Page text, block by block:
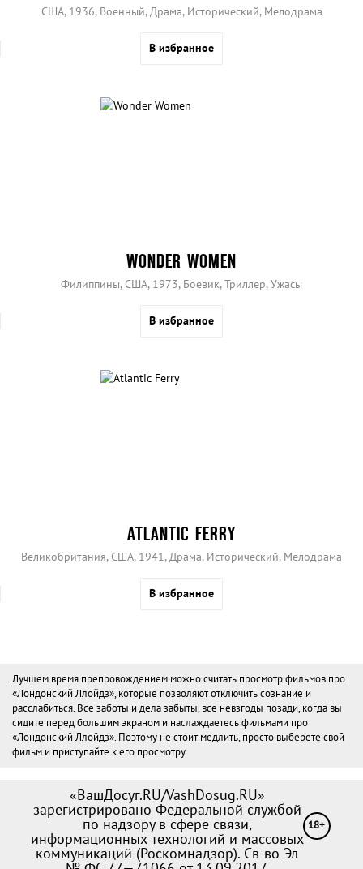
США, 1936, Военный, Драма, Исторический, Мелодрама
В избранное
WONDER WOMEN
Филиппины, США, 1973, Боевик, Триллер, Ужасы
В избранное
ATLANTIC FERRY
Великобритания, США, 1941, Драма, Исторический, Мелодрама
В избранное
Лучшем время препровождением можно считать просмотр фильмов про
«Лондонский Ллойдз», которые позволяют отключить сознание и
расслабиться. Все заботы и дела забыты, все невзгоды позади, когда вы
сидите перед большим экраном и наслаждаетесь фильмами про
«Лондонский Ллойдз». Поэтому не стоит медлить, просто выберете свой
фильм и приступайте к его просмотру.
«ВашДосуг.RU/VashDosug.RU»
зарегистрировано Федеральной службой
по надзору в сфере связи,
информационных технологий и массовых
коммуникаций (Роскомнадзор). Св-во Эл
18+